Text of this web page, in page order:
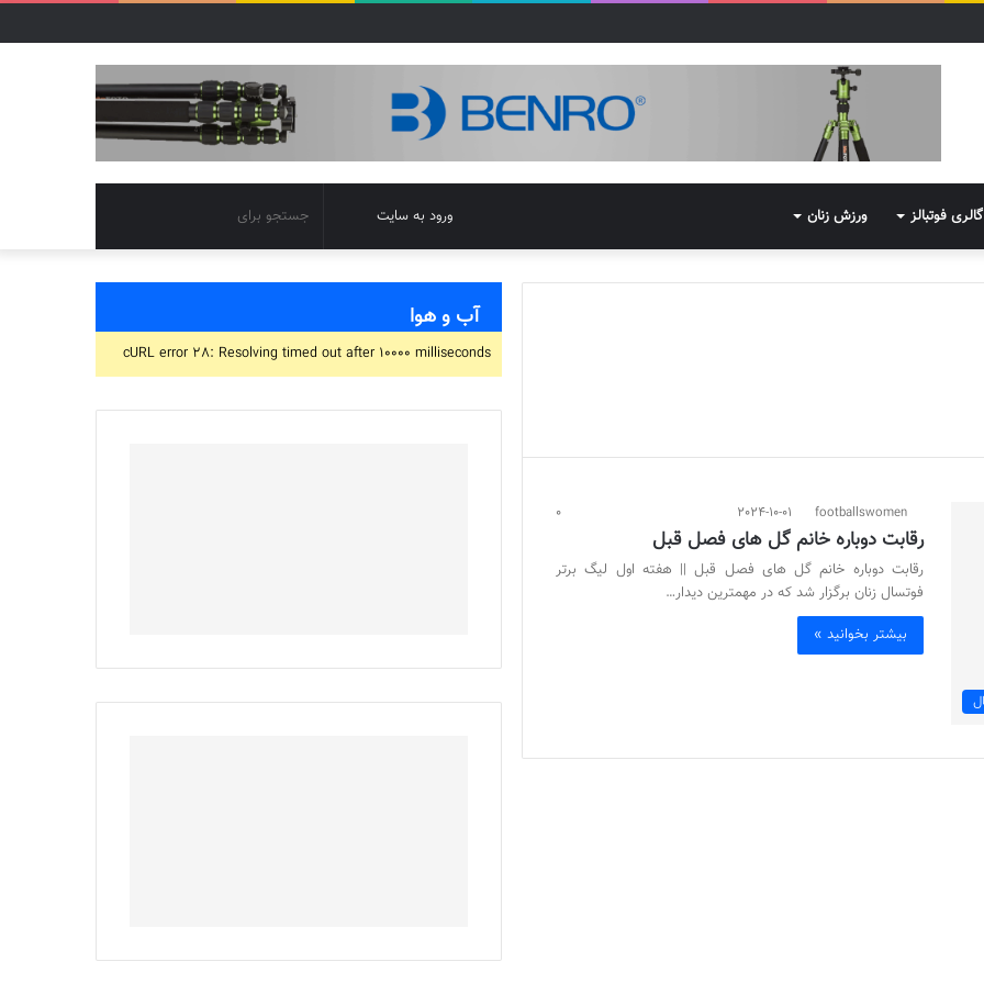
گالری فوتبالز ورزش زنان
برای
تغییر
پوسته
ورود به سایت
footballswomen
2024-10-01
0
رقابت دوباره خانم گل های فصل قبل
رقابت دوباره خانم گل های فصل قبل || هفته اول لیگ برتر
فوتسال زنان برگزار شد که در مهمترین دیدار…
بیشتر بخوانید »
آب و هوا
cURL error 28: Resolving timed out after 10000 milliseconds